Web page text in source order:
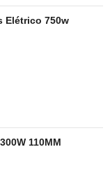
Elétrico 750w
110MM